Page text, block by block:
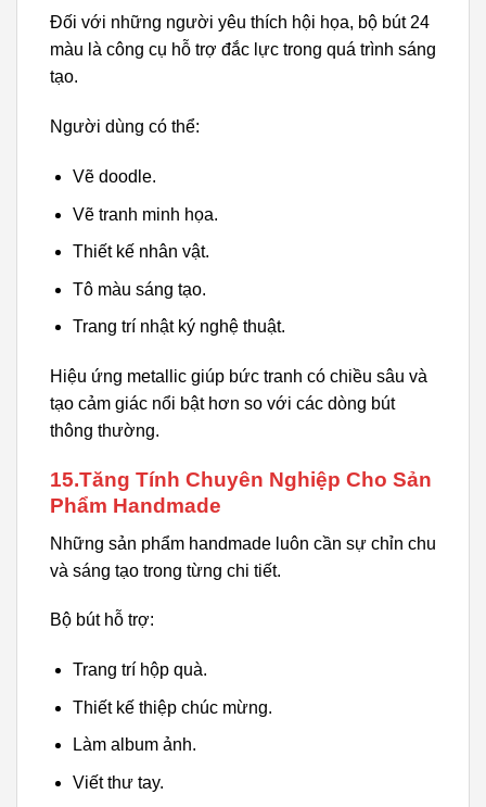
Đối với những người yêu thích hội họa, bộ bút 24
màu là công cụ hỗ trợ đắc lực trong quá trình sáng
tạo.
Người dùng có thể:
Vẽ doodle.
Vẽ tranh minh họa.
Thiết kế nhân vật.
Tô màu sáng tạo.
Trang trí nhật ký nghệ thuật.
Hiệu ứng metallic giúp bức tranh có chiều sâu và
tạo cảm giác nổi bật hơn so với các dòng bút
thông thường.
15.Tăng Tính Chuyên Nghiệp Cho Sản
Phẩm Handmade
Những sản phẩm handmade luôn cần sự chỉn chu
và sáng tạo trong từng chi tiết.
Bộ bút hỗ trợ:
Trang trí hộp quà.
Thiết kế thiệp chúc mừng.
Làm album ảnh.
Viết thư tay.